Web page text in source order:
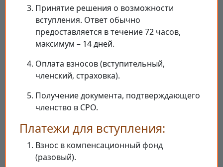
Принятие решения о возможности
вступления. Ответ обычно
предоставляется в течение 72 часов,
максимум – 14 дней.
Оплата взносов (вступительный,
членский, страховка).
Получение документа, подтверждающего
членство в СРО.
Платежи для вступления:
Взнос в компенсационный фонд
(разовый).